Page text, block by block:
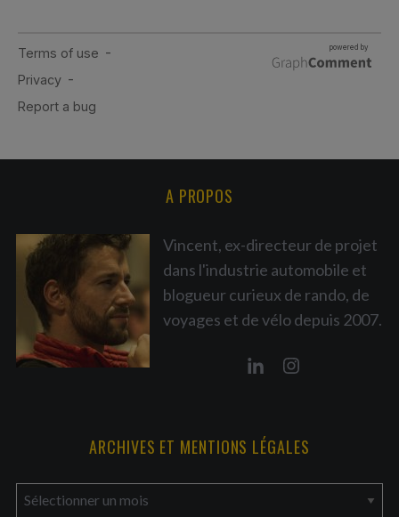
A PROPOS
Vincent, ex-directeur de projet
dans l'industrie automobile et
blogueur curieux de rando, de
voyages et de vélo depuis 2007.
ARCHIVES ET MENTIONS LÉGALES